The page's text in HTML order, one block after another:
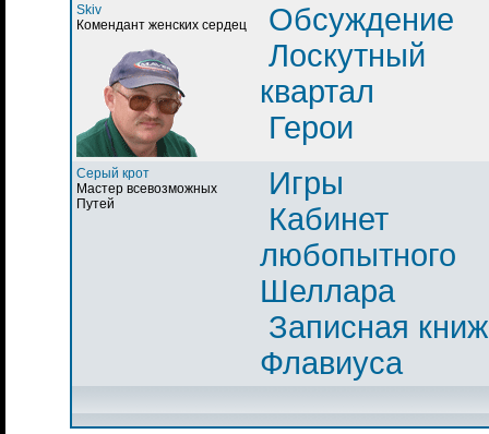
Skiv
Комендант женских сердец
Обсуждение
Лоскутный
квартал
Герои
Серый крот
Мастер всевозможных
Путей
Игры
Кабинет
любопытного
Шеллара
Записная
Флавиуса